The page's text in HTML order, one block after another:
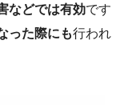
などでは有効です
った際にも行われ